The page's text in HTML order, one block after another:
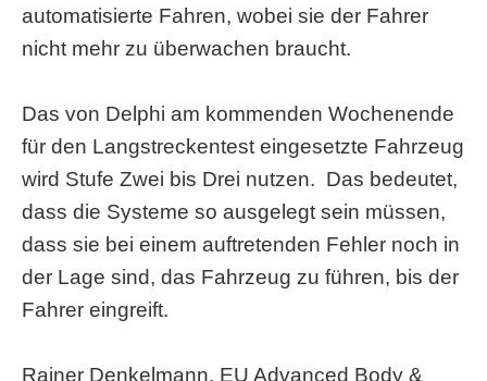
automatisierte Fahren, wobei sie der Fahrer
nicht mehr zu überwachen braucht.
Das von Delphi am kommenden Wochenende
für den Langstreckentest eingesetzte Fahrzeug
wird Stufe Zwei bis Drei nutzen. Das bedeutet,
dass die Systeme so ausgelegt sein müssen,
dass sie bei einem auftretenden Fehler noch in
der Lage sind, das Fahrzeug zu führen, bis der
Fahrer eingreift.
Rainer Denkelmann, EU Advanced Body &